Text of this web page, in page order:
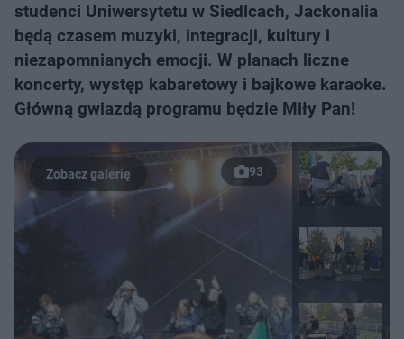
studenci Uniwersytetu w Siedlcach, Jackonalia
będą czasem muzyki, integracji, kultury i
niezapomnianych emocji. W planach liczne
koncerty, występ kabaretowy i bajkowe karaoke.
Główną gwiazdą programu będzie Miły Pan!
93